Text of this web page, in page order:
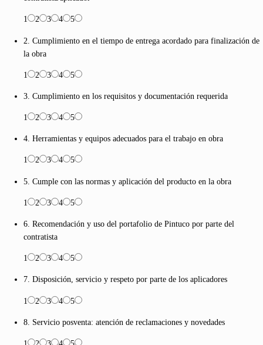
1 2 3 4 5
2. Cumplimiento en el tiempo de entrega acordado para finalización de
la obra
1 2 3 4 5
3. Cumplimiento en los requisitos y documentación requerida
1 2 3 4 5
4. Herramientas y equipos adecuados para el trabajo en obra
1 2 3 4 5
5. Cumple con las normas y aplicación del producto en la obra
1 2 3 4 5
6. Recomendación y uso del portafolio de Pintuco por parte del
contratista
1 2 3 4 5
7. Disposición, servicio y respeto por parte de los aplicadores
1 2 3 4 5
8. Servicio posventa: atención de reclamaciones y novedades